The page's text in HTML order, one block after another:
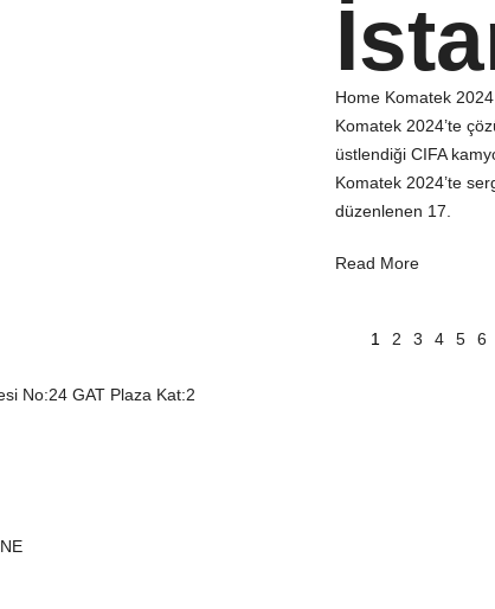
Home Komatek
Komatek 2024’te
üstlendiği CIFA
Komatek 2024’te
düzenlenen 17.
Read More
1 2 3 4 5 6
No:24 GAT Plaza Kat:2